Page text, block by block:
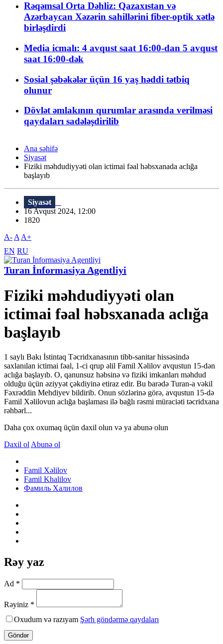
Rəqəmsal Orta Dəhliz: Qazaxıstan və
Azərbaycan Xəzərin sahillərini fiber-optik xətlə
birləşdirdi
Media icmalı: 4 avqust saat 16:00-dan 5 avqust
saat 16:00-dək
Sosial şəbəkələr üçün 16 yaş həddi tətbiq
olunur
Dövlət əmlakının qurumlar arasında verilməsi
qaydaları sadələşdirilib
Ana səhifə
Siyasət
Fiziki məhdudiyyəti olan ictimai fəal həbsxanada aclığa
başlayıb
Siyasət
16 Avqust 2024, 12:00
1820
A- A A+
EN RU
Turan İnformasiya Agentliyi
Fiziki məhdudiyyəti olan
ictimai fəal həbsxanada aclığa
başlayıb
1 saylı Bakı İstintaq Təcridxanasının tibb-sanitar hissəsində
saxlanılan ictimai fəal, 1-ci qrup əlil Famil Xəlilov avqustun 15-dən
aclığa başlayıb. O, qanunsuz həbsinə və fiziki imkanları məhdud
olduğu üçün əziyyət çəkdiyinə etiraz edir. Bu barədə Turan-a vəkil
Fəxrəddin Mehdiyev bildirib. Onun sözlərinə görə, avqustun 15-də
Famil Xəlilovun aclığa başlaması ilə bağlı rəsmi müraciəti təcridxana
rəhbərl...
Daha çox oxumaq üçün daxil olun və ya abunə olun
Daxil ol Abunə ol
Famil Xəlilov
Famil Khalilov
Фамиль Халилов
Rəy yaz
Ad *
Rəyiniz *
Oxudum və razıyam Şərh göndərmə qaydaları
Göndər